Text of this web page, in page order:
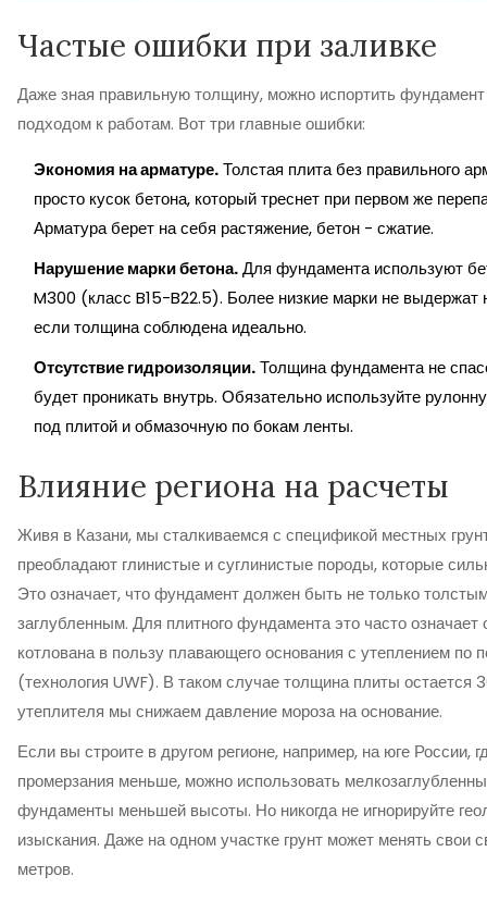
Частые ошибки при заливке
Даже зная правильную толщину, можно испортить
подходом к работам. Вот три главные ошибки:
Экономия на арматуре.Толстая плита без правильного
просто кусок бетона, который треснет при первом же
Арматура берет на себя растяжение, бетон - сжатие.
Нарушение марки бетона.Для фундамента используют
M300 (класс B15-B22.5). Более низкие марки не выдержат
если толщина соблюдена идеально.
Отсутствие гидроизоляции.Толщина фундамента не
будет проникать внутрь. Обязательно используйте
под плитой и обмазочную по бокам ленты.
Влияние региона на расчеты
Живя в Казани, мы сталкиваемся с спецификой местных
преобладают глинистые и суглинистые породы, которые
Это означает, что фундамент должен быть не только
заглубленным. Для плитного фундамента это часто означает
котлована в пользу плавающего основания с утеплением по
(технология UWF). В таком случае толщина плиты остается
утеплителя мы снижаем давление мороза на основание.
Если вы строите в другом регионе, например, на юге России,
промерзания меньше, можно использовать
фундаменты меньшей высоты. Но никогда не игнорируйте
изыскания. Даже на одном участке грунт может менять свои
метров.